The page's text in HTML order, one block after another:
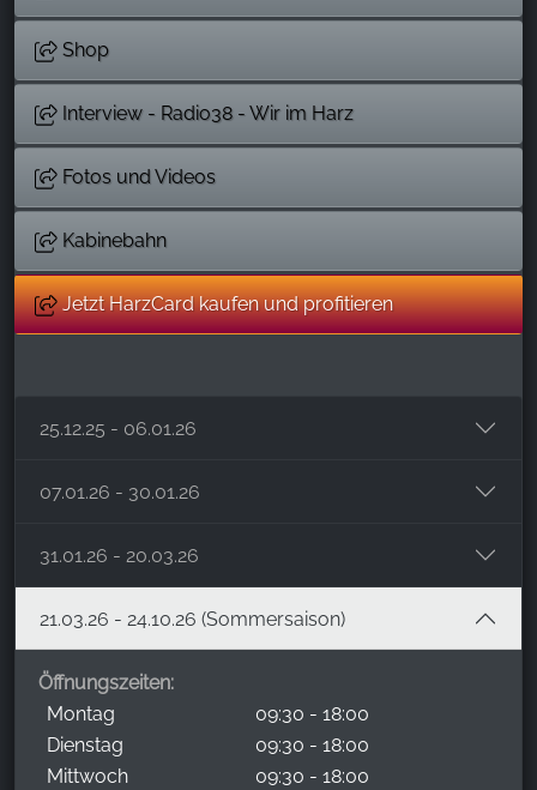
Shop
Interview - Radio38 - Wir im Harz
Fotos und Videos
Kabinebahn
Jetzt HarzCard kaufen und profitieren
25.12.25 - 06.01.26
07.01.26 - 30.01.26
31.01.26 - 20.03.26
21.03.26 - 24.10.26 (Sommersaison)
Öffnungszeiten:
Montag
09:30 - 18:00
Dienstag
09:30 - 18:00
Mittwoch
09:30 - 18:00